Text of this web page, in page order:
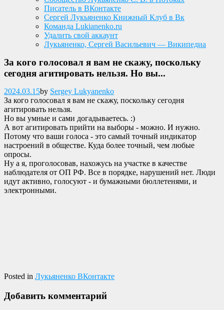
Писатель в ВКонтакте
Сергей Лукьяненко Книжный Клуб в Вк
Команда Lukianenko.ru
Удалить свой аккаунт
Лукьяненко, Сергей Васильевич — Википедиа
За кого голосовал я вам не скажу, поскольку
сегодня агитировать нельзя. Но вы...
Опубликовано
2024.03.15by Sergey Lukyanenko
За кого голосовал я вам не скажу, поскольку сегодня
агитировать нельзя.
Но вы умные и сами догадываетесь. :)
А вот агитировать прийти на выборы - можно. И нужно.
Потому что ваши голоса - это самый точный индикатор
настроений в обществе. Куда более точный, чем любые
опросы.
Ну а я, проголосовав, нахожусь на участке в качестве
наблюдателя от ОП РФ. Все в порядке, нарушений нет. Люди
идут активно, голосуют - и бумажными бюллетенями, и
электронными.
Posted in Лукьяненко ВКонтакте
Добавить комментарий